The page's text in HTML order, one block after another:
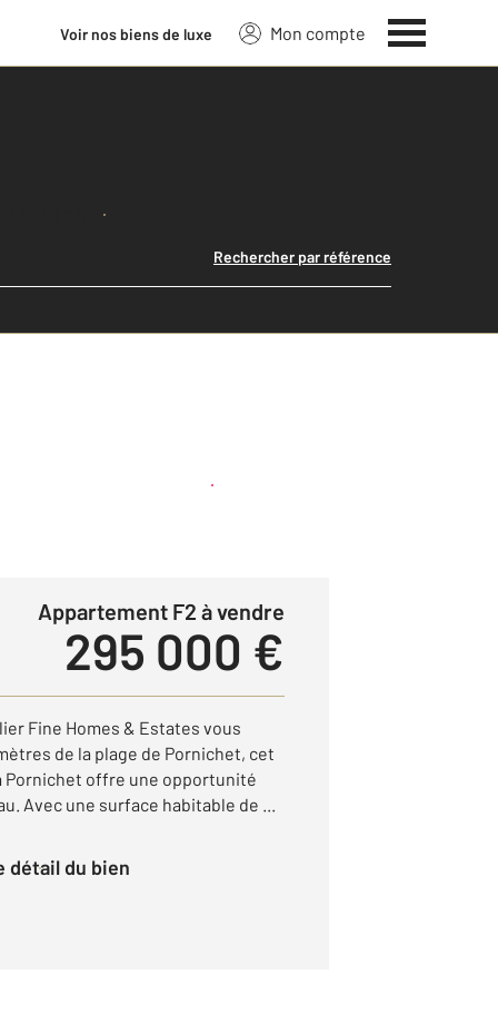
Voir nos biens de luxe Mon compte
Lancer ma recherche
Rechercher par référence
Créer une alerte
Appartement F2 à vendre
295 000 €
Fine Homes & Estates vous
de la plage de Pornichet, cet
Pornichet offre une opportunité
Avec une surface habitable de ...
détail du bien